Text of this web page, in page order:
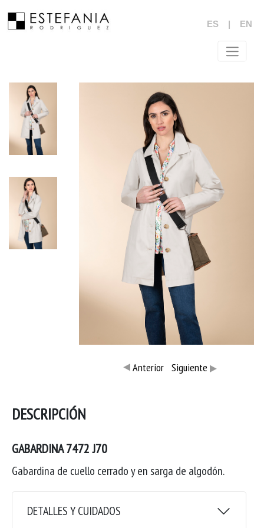
ES | EN
Anterior Siguiente
DESCRIPCIÓN
GABARDINA 7472 J70
Gabardina de cuello cerrado y en sarga de algodón.
DETALLES Y CUIDADOS